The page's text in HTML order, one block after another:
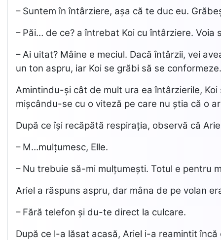
– Suntem în întârziere, așa că te duc eu.
– Păi… de ce? a întrebat Koi cu întârziere.
– Ai uitat? Mâine e meciul. Dacă întârzii, vei
un ton aspru, iar Koi se grăbi să se
Amintindu-și cât de mult ura ea întârzierile,
mișcându-se cu o viteză pe care nu știa că o
După ce își recăpătă respirația, observă că
– M…mulțumesc, Elle.
– Nu trebuie să-mi mulțumești. Totul e pentru
Ariel a răspuns aspru, dar mâna de pe volan
– Fără telefon și du-te direct la culcare.
După ce l-a lăsat acasă, Ariel i-a reamintit